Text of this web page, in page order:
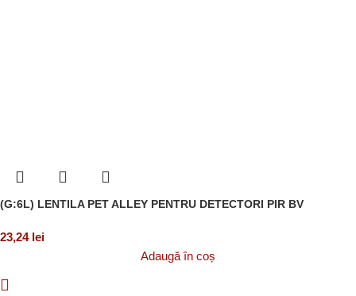
(G:6L) LENTILA PET ALLEY PENTRU DETECTORI PIR BV
23,24 lei
Adaugă în coș